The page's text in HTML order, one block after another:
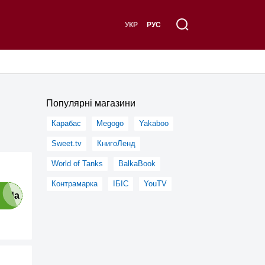
УКР РУС
Популярні магазини
Карабас Megogo Yakaboo
Sweet.tv КнигоЛенд
World of Tanks BalkaBook
Контрамарка ІБІС YouTV